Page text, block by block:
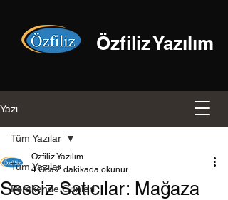
Özfiliz Yazılım
Yazı
Tüm Yazılar
Perakende Günleri
Tüm Yazılar
Sessiz Satıcılar: Mağaza
Özfiliz Yazılım
4 Oca 2 dakikada okunur